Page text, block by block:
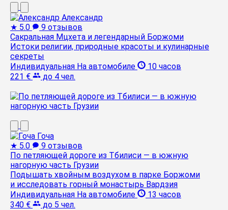
Александр
★ 5.0
9 отзывов
Сакральная Мцхета и легендарный Боржоми
Истоки религии, природные красоты и кулинарные
секреты
Индивидуальная На автомобиле
10 часов
221 €
до 4 чел.
Гоча
★ 5.0
9 отзывов
По петляющей дороге из Тбилиси — в южную
нагорную часть Грузии
Подышать хвойным воздухом в парке Боржоми
и исследовать горный монастырь Вардзия
Индивидуальная На автомобиле
13 часов
340 €
до 5 чел.